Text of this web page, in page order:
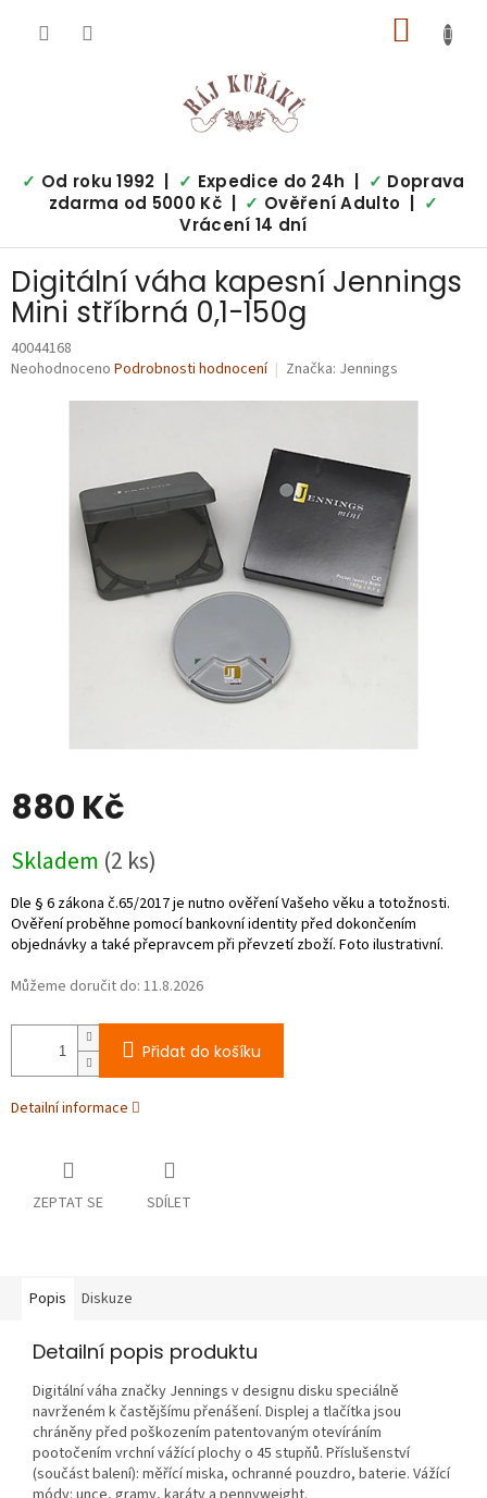
KOŠÍK
✓ Od roku 1992 | ✓ Expedice do 24h | ✓ Doprava
zdarma od 5000 Kč | ✓ Ověření Adulto |
✓
Vrácení 14 dní
Digitální váha kapesní Jennings
Mini stříbrná 0,1-150g
40044168
Průměrné
Neohodnoceno Podrobnosti hodnocení Značka: Jennings
880 Kč
cena:
Skladem (2 ks)
Můžeme doručit do: 11.8.2026
Přidat do košíku
Detailní informace
ZEPTAT SE SDÍLET
Popis Diskuze
Detailní popis produktu
Digitální váha značky Jennings v designu disku speciálně
navrženém k častějšímu přenášení. Displej a tlačítka jsou
chráněny před poškozením patentovaným otevíráním
pootočením vrchní vážící plochy o 45 stupňů. Příslušenství
(součást balení): měřící miska, ochranné pouzdro, baterie. Vážící